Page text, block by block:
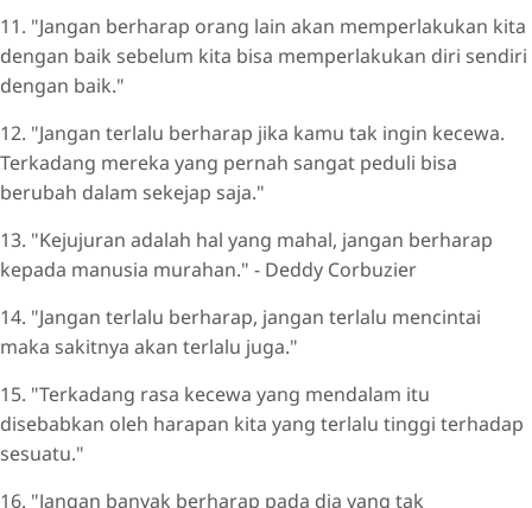
11. "Jangan berharap orang lain akan memperlakukan kita
dengan baik sebelum kita bisa memperlakukan diri sendiri
dengan baik."
12. "Jangan terlalu berharap jika kamu tak ingin kecewa.
Terkadang mereka yang pernah sangat peduli bisa
berubah dalam sekejap saja."
13. "Kejujuran adalah hal yang mahal, jangan berharap
kepada manusia murahan." - Deddy Corbuzier
14. "Jangan terlalu berharap, jangan terlalu mencintai
maka sakitnya akan terlalu juga."
15. "Terkadang rasa kecewa yang mendalam itu
disebabkan oleh harapan kita yang terlalu tinggi terhadap
sesuatu."
16. "Jangan banyak berharap pada dia yang tak